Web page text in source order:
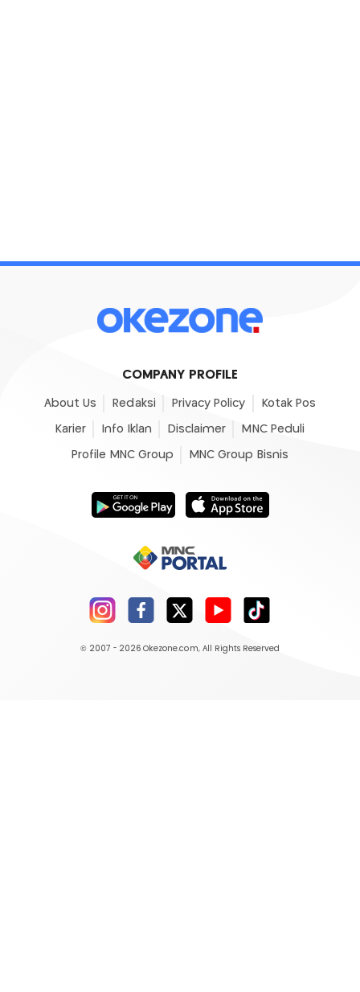
COMPANY PROFILE
About Us Redaksi Privacy Policy Kotak Pos
Karier Info Iklan Disclaimer MNC Peduli
Profile MNC Group MNC Group Bisnis
© 2007 - 2026 Okezone.com, All Rights Reserved